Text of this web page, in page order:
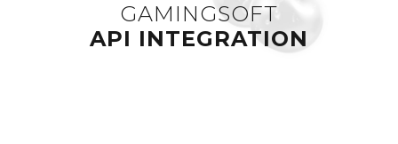
GAMINGSOFT
API INTEGRATION